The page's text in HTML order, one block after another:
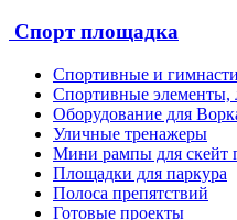
Спорт площадка
Спортивные и
Спортивные элементы,
Оборудование для
Уличные тренажеры
Мини рампы для скейт
Площадки для паркура
Полоса препятствий
Готовые проекты